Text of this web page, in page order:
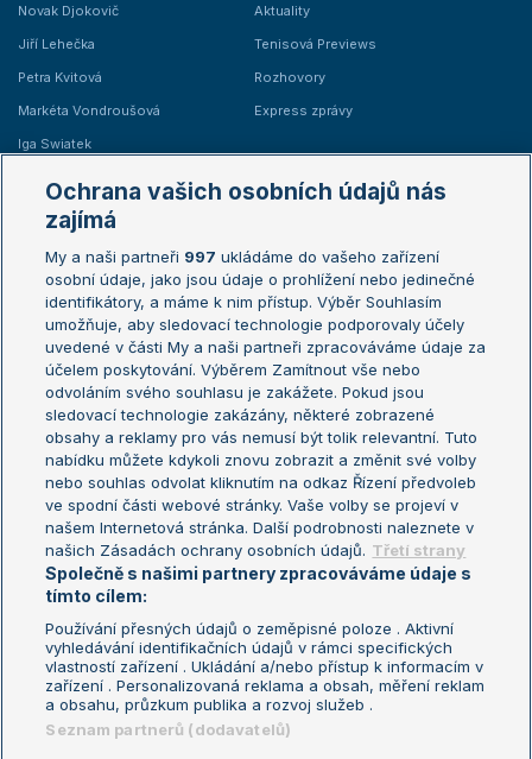
Novak Djokovič
Jiří Lehečka
Petra Kvitová
Markéta Vondroušová
Iga Swiatek
Aktuality
Tenisová Previews
Rozhovory
Express zprávy
Žebříčky
Žebříček ATP (muži)
Žebříček WTA (ženy)
Sázkařský žebříček
Australian Open
French Open
Wimbledon
US Open
Turnaj mistrů
Turnaj mistryň
Aktualní trendy
Fotbalové přestupy
Livesport Daily
LS Prague Open
Podmínky užití
Nastavení soukromí
GDPR a žurnalistika
Reklama
Kontakt
Informace o zpracování osobních
údajů
Ochrana vašich osobních údajů nás
zajímá
My a naši partneři 997 ukládáme do vašeho zařízení
osobní údaje, jako jsou údaje o prohlížení nebo jedinečné
identifikátory, a máme k nim přístup. Výběr Souhlasím
umožňuje, aby sledovací technologie podporovaly účely
uvedené v části My a naši partneři zpracováváme údaje za
účelem poskytování. Výběrem Zamítnout vše nebo
odvoláním svého souhlasu je zakážete. Pokud jsou
sledovací technologie zakázány, některé zobrazené
obsahy a reklamy pro vás nemusí být tolik relevantní. Tuto
nabídku můžete kdykoli znovu zobrazit a změnit své volby
nebo souhlas odvolat kliknutím na odkaz Řízení předvoleb
ve spodní části webové stránky. Vaše volby se projeví v
našem Internetová stránka. Další podrobnosti naleznete v
našich Zásadách ochrany osobních údajů. Třetí strany
Společně s našimi partnery zpracováváme údaje s
tímto cílem:
Používání přesných údajů o zeměpisné poloze . Aktivní
vyhledávání identifikačních údajů v rámci specifických
vlastností zařízení . Ukládání a/nebo přístup k informacím v
zařízení . Personalizovaná reklama a obsah, měření reklam
a obsahu, průzkum publika a rozvoj služeb .
Seznam partnerů (dodavatelů)